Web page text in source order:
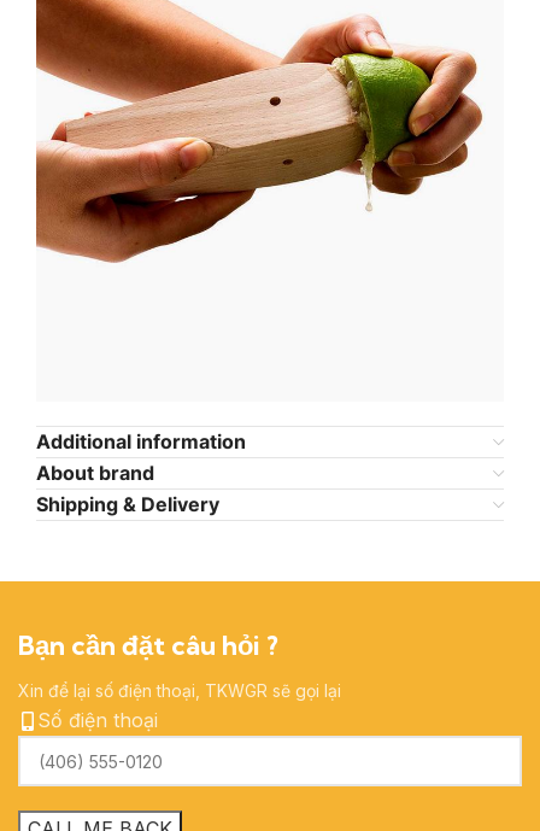
Additional information
About brand
Shipping & Delivery
Bạn cần đặt câu hỏi ?
Xin để lại số điện thoại, TKWGR sẽ gọi lại
Số điện thoại